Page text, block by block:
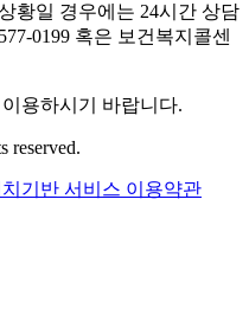
황일 경우에는 24시간 상담
0199 혹은 보건복지콜센
용하시기 바랍니다.
reserved.
치기반 서비스 이용약관